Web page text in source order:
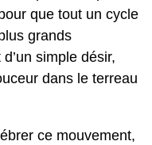
que tout un cycle
grands
simple désir,
dans le terreau
ce mouvement,